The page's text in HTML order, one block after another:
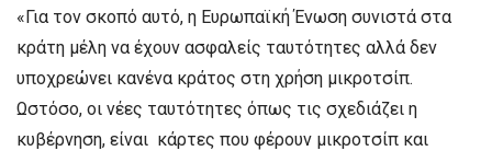
«Για τον σκοπό αυτό, η Ευρωπαϊκή Ένωση συνιστά στα
κράτη μέλη να έχουν ασφαλείς ταυτότητες αλλά δεν
υποχρεώνει κανένα κράτος στη χρήση μικροτσίπ.
Ωστόσο, οι νέες ταυτότητες όπως τις σχεδιάζει η
κυβέρνηση, είναι κάρτες που φέρουν μικροτσίπ και